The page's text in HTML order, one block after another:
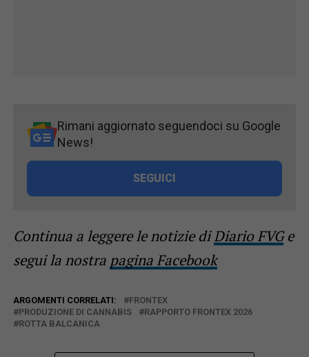
Rimani aggiornato seguendoci su Google
News!
SEGUICI
Continua a leggere le notizie diDiario FVGe
segui la nostra pagina Facebook
ARGOMENTI CORRELATI:
FRONTEX
PRODUZIONE DI CANNABIS
RAPPORTO FRONTEX 2026
ROTTA BALCANICA